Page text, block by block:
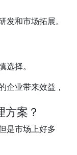
和市场拓展。
择。
企业带来效益，
案？
是市场上好多